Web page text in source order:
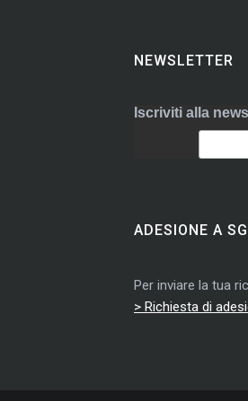
NEWSLETTER
Iscriviti alla
ADESIONE A
Per inviare la tua
> Richiesta di